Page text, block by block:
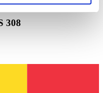
weiter. Unsere
möglicherweise mit
ihnen bereitgestellt
Nutzung der Dienste
308